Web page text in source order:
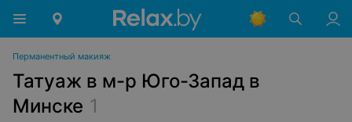
Перманентный макияж
Татуаж в м-р Юго-Запад в
Минске 1